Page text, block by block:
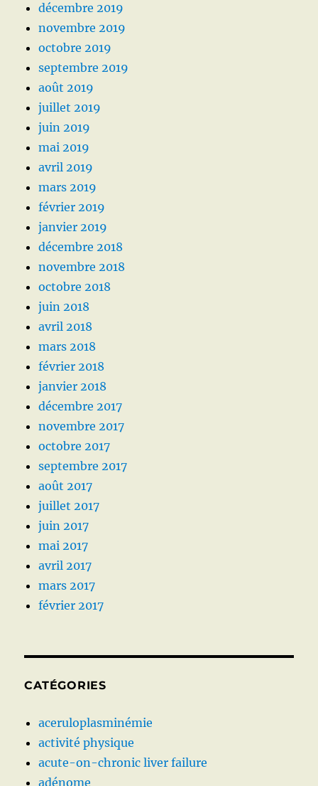
décembre 2019
novembre 2019
octobre 2019
septembre 2019
août 2019
juillet 2019
juin 2019
mai 2019
avril 2019
mars 2019
février 2019
janvier 2019
décembre 2018
novembre 2018
octobre 2018
juin 2018
avril 2018
mars 2018
février 2018
janvier 2018
décembre 2017
novembre 2017
octobre 2017
septembre 2017
août 2017
juillet 2017
juin 2017
mai 2017
avril 2017
mars 2017
février 2017
CATÉGORIES
aceruloplasminémie
activité physique
acute-on-chronic liver failure
adénome